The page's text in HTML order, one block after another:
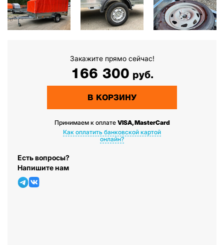
Закажите прямо сейчас!
166 300 руб.
В КОРЗИНУ
Принимаем к оплате VISA, MasterCard
Как оплатить банковской картой
онлайн?
Есть вопросы?
Напишите нам